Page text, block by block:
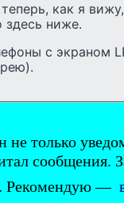
как я
здесь ниже.
с экраном
не только
сообщения.
Рекомендую —